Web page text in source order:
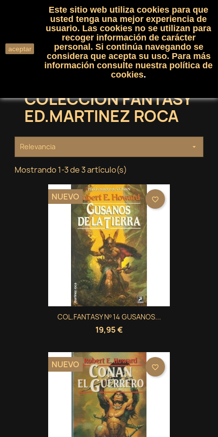
shopping_cart(0)

search
COLECCION FANTASY
ED.MARTINEZ ROCA
Relevancia 
Mostrando 1-3 de 3 artículo(s)
COL.FANTASY Nº 14 GUSANOS...
19,95 €
NUEVO favorite_border
NUEVO favorite_border
aceptar
Este sitio web utiliza cookies para que
usted tenga una mejor experiencia de
usuario. Las cookies no se utilizan para
recoger información de carácter
personal. Si continúa navegando se
considera que acepta su uso. Para más
información consulte nuestra política de
cookies.